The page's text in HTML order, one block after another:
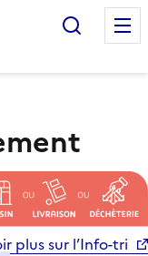
& déchets
plus sur l’Info-tri